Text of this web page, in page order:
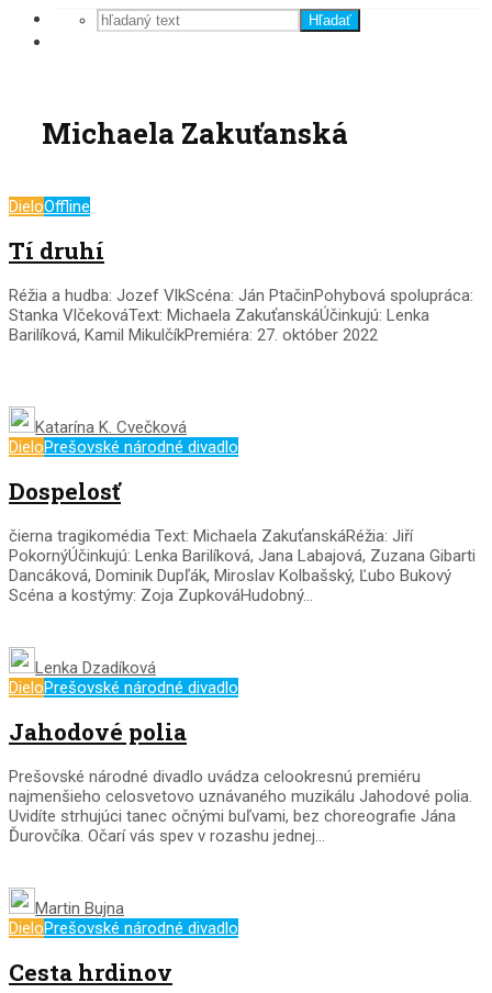
Hľadať
Michaela Zakuťanská
DieloOffline
Tí druhí
Réžia a hudba: Jozef VlkScéna: Ján PtačinPohybová spolupráca:
Stanka VlčekováText: Michaela ZakuťanskáÚčinkujú: Lenka
Barilíková, Kamil MikulčíkPremiéra: 27. október 2022
Katarína K. Cvečková
DieloPrešovské národné divadlo
Dospelosť
čierna tragikomédia Text: Michaela ZakuťanskáRéžia: Jiří
PokornýÚčinkujú: Lenka Barilíková, Jana Labajová, Zuzana Gibarti
Dancáková, Dominik Dupľák, Miroslav Kolbašský, Ľubo Bukový
Scéna a kostýmy: Zoja ZupkováHudobný...
Lenka Dzadíková
DieloPrešovské národné divadlo
Jahodové polia
Prešovské národné divadlo uvádza celookresnú premiéru
najmenšieho celosvetovo uznávaného muzikálu Jahodové polia.
Uvidíte strhujúci tanec očnými buľvami, bez choreografie Jána
Ďurovčíka. Očarí vás spev v rozashu jednej...
Martin Bujna
DieloPrešovské národné divadlo
Cesta hrdinov